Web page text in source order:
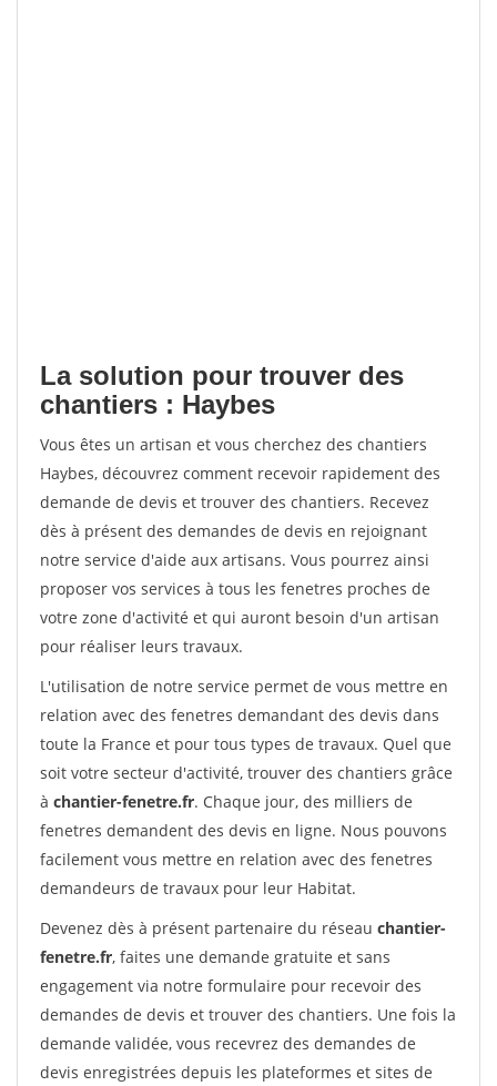
La solution pour trouver des
chantiers : Haybes
Vous êtes un artisan et vous cherchez des chantiers
Haybes, découvrez comment recevoir rapidement des
demande de devis et trouver des chantiers. Recevez
dès à présent des demandes de devis en rejoignant
notre service d'aide aux artisans. Vous pourrez ainsi
proposer vos services à tous les fenetres proches de
votre zone d'activité et qui auront besoin d'un artisan
pour réaliser leurs travaux.
L'utilisation de notre service permet de vous mettre en
relation avec des fenetres demandant des devis dans
toute la France et pour tous types de travaux. Quel que
soit votre secteur d'activité, trouver des chantiers grâce
à chantier-fenetre.fr. Chaque jour, des milliers de
fenetres demandent des devis en ligne. Nous pouvons
facilement vous mettre en relation avec des fenetres
demandeurs de travaux pour leur Habitat.
Devenez dès à présent partenaire du réseau chantier-
fenetre.fr, faites une demande gratuite et sans
engagement via notre formulaire pour recevoir des
demandes de devis et trouver des chantiers. Une fois la
demande validée, vous recevrez des demandes de
devis enregistrées depuis les plateformes et sites de